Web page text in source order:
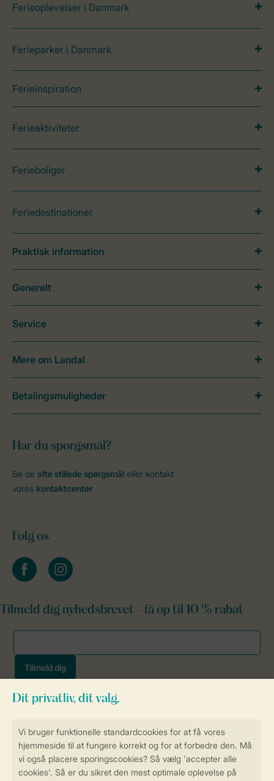
Sikker datahåndtering
Sikker betaling
Ferieoplevelser i Danmark
Ferieparker i Danmark
Ferieinspiration
Ferieaktiviteter
Ferieboliger
Feriedestinationer
Har du spørgsmål?
Se de ofte stillede spørgsmål eller kontakt
vores kontaktcenter
Følg os
facebookinstagram
Tilmeld dig nyhedsbrevet - få op til 10 % rabat
Praktisk information
Generelt
Service
Mere om Landal
Betalingsmuligheder